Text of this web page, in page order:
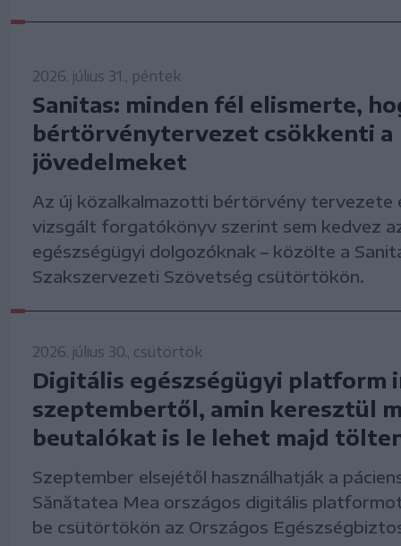
2026. július 31., péntek
Sanitas: minden fél elismerte,
bértörvénytervezet csökkenti a
jövedelmeket
Az új közalkalmazotti bértörvény tervezete
vizsgált forgatókönyv szerint sem kedvez
egészségügyi dolgozóknak – közölte a
Szakszervezeti Szövetség csütörtökön.
2026. július 30., csütörtök
Digitális egészségügyi platform
szeptembertől, amin keresztül
beutalókat is le lehet majd
Szeptember elsejétől használhatják a
Sănătatea Mea országos digitális
be csütörtökön az Országos